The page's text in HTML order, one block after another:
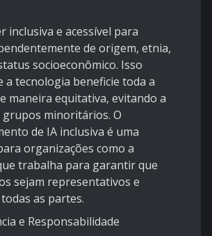
inclusiva e acessível para
de origem, etnia,
socioeconômico. Isso
a tecnologia beneficie toda a
maneira equitativa, evitando a
grupos minoritários. O
de IA inclusiva é uma
organizações como a
trabalha para garantir que
sejam representativos e
as partes.
e Responsabilidade